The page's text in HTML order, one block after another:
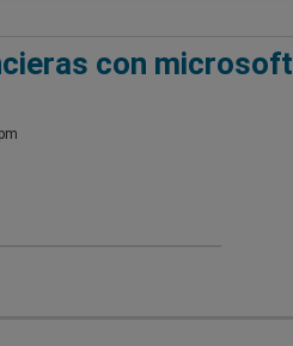
con microsoft